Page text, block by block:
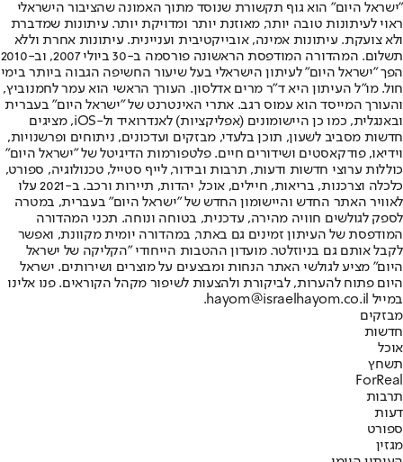
"ישראל היום" הוא גוף תקשורת שנוסד מתוך האמונה שהציבור הישראלי
ראוי לעיתונות טובה יותר, מאוזנת יותר ומדויקת יותר. עיתונות שמדברת
ולא צועקת. עיתונות אמינה, אובייקטיבית ועניינית. עיתונות אחרת וללא
תשלום. המהדורה המודפסת הראשונה פורסמה ב-30 ביולי 2007, וב-2010
הפך "ישראל היום" לעיתון הישראלי בעל שיעור החשיפה הגבוה ביותר בימי
חול. מו"ל העיתון היא ד"ר מרים אדלסון. העורך הראשי הוא עמר לחמנוביץ,
והעורך המייסד הוא עמוס רגב. אתרי האינטרנט של "ישראל היום" בעברית
ובאנגלית, כמו כן היישומונים (אפליקציות) לאנדרואיד ול-iOS, מציגים
חדשות מסביב לשעון, תוכן בלעדי, מבזקים ועדכונים, ניתוחים ופרשנויות,
וידיאו, פודקאסטים ושידורים חיים. פלטפורמות הדיגיטל של "ישראל היום"
כוללות ערוצי חדשות ודעות, תרבות ובידור, לייף סטייל, טכנולוגיה, ספורט,
כלכלה וצרכנות, בריאות, חיילים, אוכל, יהדות, תיירות ורכב. ב-2021 עלו
לאוויר האתר החדש והיישומון החדש של "ישראל היום" בעברית, במטרה
לספק לגולשים חוויה מהירה, עדכנית, בטוחה ונוחה. תכני המהדורה
המודפסת של העיתון זמינים גם באתר, במהדורה יומית מקוונת, ואפשר
לקבל אותם גם בניוזלטר. מועדון ההטבות הייחודי "הקליקה של ישראל
היום" מציע לגולשי האתר הנחות ומבצעים על מוצרים ושירותים. ישראל
היום פתוח להערות, לביקורת ולהצעות לשיפור מקהל הקוראים. פנו אלינו
במייל hayom@israelhayom.co.il.
מבזקים
חדשות
אוכל
תשחץ
ForReal
תרבות
דעות
ספורט
מגזין